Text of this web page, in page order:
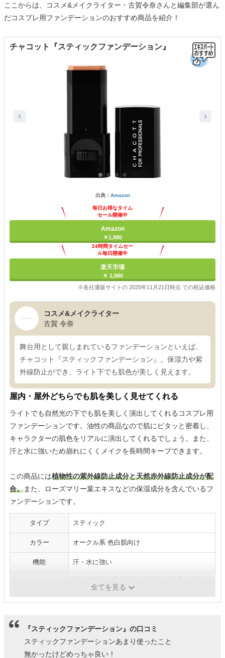
ここからは、コスメ&メイクライター・古賀令奈さんと編集部が選ん
だコスプレ用ファンデーションのおすすめ商品を紹介！
チャコット『スティックファンデーション』
出典： Amazon
毎日お得なタイム
セール開催中
Amazon
￥1,980
24時間タイムセー
ル毎日開催中
楽天市場
￥ 1,980
※各社通販サイトの 2025年11月21日時点 での税込価格
コスメ&メイクライター
古賀 令奈
舞台用として親しまれているファンデーションといえば、
チャコット『スティックファンデーション』。保湿力や紫
外線防止ができ、ライト下でも肌色が美しく見えます。
屋内・屋外どちらでも肌を美しく見せてくれる
ライトでも自然光の下でも肌を美しく演出してくれるコスプレ用
ファンデーションです。油性の商品なので肌にピタッと密着し、
キャラクターの肌色をリアルに演出してくれるでしょう。また、
汗と水に強いため崩れにくくメイクを長時間キープできます。
この商品には植物性の紫外線防止成分と天然赤外線防止成分が配
合。また、ローズマリー葉エキスなどの保湿成分を含んでいるフ
ァンデーションです。
タイプ スティック
カラー オークル系 色白肌向け
機能 汗・水に強い
カミツレエキスなど
全てを見る
『スティックファンデーション』の口コミ
スティックファンデーションあまり使ったこと
無かったけどめっちゃ良い！